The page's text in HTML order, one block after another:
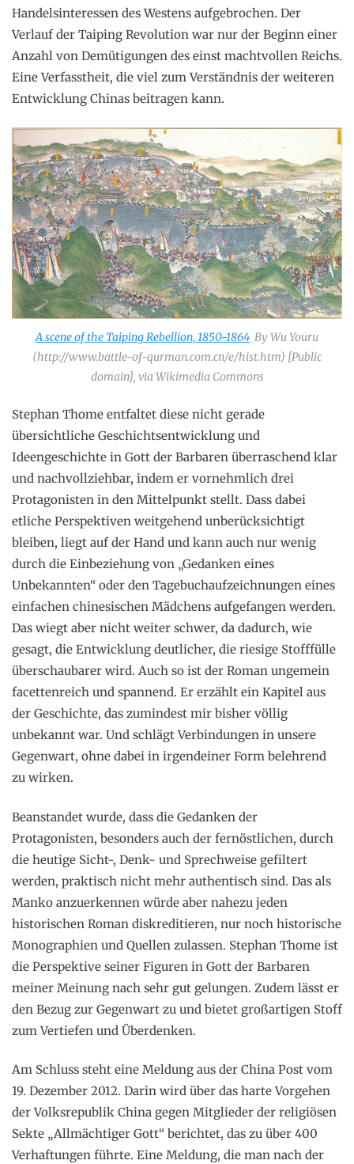
Handelsinteressen des Westens aufgebrochen. Der
Verlauf der Taiping Revolution war nur der Beginn einer
Anzahl von Demütigungen des einst machtvollen Reichs.
Eine Verfasstheit, die viel zum Verständnis der weiteren
Entwicklung Chinas beitragen kann.
A scene of the Taiping Rebellion, 1850-1864 By Wu Youru
(http://www.battle-of-qurman.com.cn/e/hist.htm) [Public
domain], via Wikimedia Commons
Stephan Thome entfaltet diese nicht gerade
übersichtliche Geschichtsentwicklung und
Ideengeschichte in Gott der Barbaren überraschend klar
und nachvollziehbar, indem er vornehmlich drei
Protagonisten in den Mittelpunkt stellt. Dass dabei
etliche Perspektiven weitgehend unberücksichtigt
bleiben, liegt auf der Hand und kann auch nur wenig
durch die Einbeziehung von „Gedanken eines
Unbekannten“ oder den Tagebuchaufzeichnungen eines
einfachen chinesischen Mädchens aufgefangen werden.
Das wiegt aber nicht weiter schwer, da dadurch, wie
gesagt, die Entwicklung deutlicher, die riesige Stofffülle
überschaubarer wird. Auch so ist der Roman ungemein
facettenreich und spannend. Er erzählt ein Kapitel aus
der Geschichte, das zumindest mir bisher völlig
unbekannt war. Und schlägt Verbindungen in unsere
Gegenwart, ohne dabei in irgendeiner Form belehrend
zu wirken.
Beanstandet wurde, dass die Gedanken der
Protagonisten, besonders auch der fernöstlichen, durch
die heutige Sicht-, Denk- und Sprechweise gefiltert
werden, praktisch nicht mehr authentisch sind. Das als
Manko anzuerkennen würde aber nahezu jeden
historischen Roman diskreditieren, nur noch historische
Monographien und Quellen zulassen. Stephan Thome ist
die Perspektive seiner Figuren in Gott der Barbaren
meiner Meinung nach sehr gut gelungen. Zudem lässt er
den Bezug zur Gegenwart zu und bietet großartigen Stoff
zum Vertiefen und Überdenken.
Am Schluss steht eine Meldung aus der China Post vom
19. Dezember 2012. Darin wird über das harte Vorgehen
der Volksrepublik China gegen Mitglieder der religiösen
Sekte „Allmächtiger Gott“ berichtet, das zu über 400
Verhaftungen führte. Eine Meldung, die man nach der